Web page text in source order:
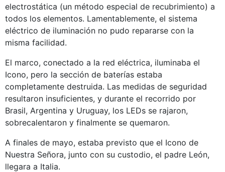
electrostática (un método especial de recubrimiento) a
todos los elementos. Lamentablemente, el sistema
eléctrico de iluminación no pudo repararse con la
misma facilidad.
El marco, conectado a la red eléctrica, iluminaba el
Icono, pero la sección de baterías estaba
completamente destruida. Las medidas de seguridad
resultaron insuficientes, y durante el recorrido por
Brasil, Argentina y Uruguay, los LEDs se rajaron,
sobrecalentaron y finalmente se quemaron.
A finales de mayo, estaba previsto que el Icono de
Nuestra Señora, junto con su custodio, el padre León,
llegara a Italia.